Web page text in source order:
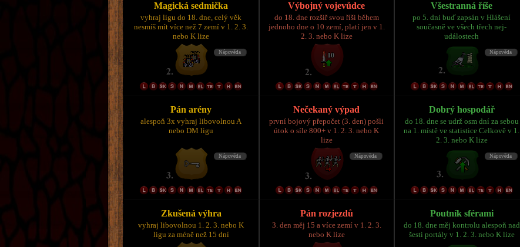
Magická sedmička
vyhraj ligu do 18. dne, celý věk
nesmíš mít více než 7 zemí v 1. 2. 3.
nebo K lize
Výbojný vojevůdce
do 18. dne rozšiř svou říši během
jednoho dne o 10 zemí, platí jen v 1.
2. 3. nebo K lize
Všestranná říše
po 5. dni buď zapsán v Hlášení
současně ve všech třech nej-
událostech
Pán arény
alespoň 3x vyhraj libovolnou A
nebo DM ligu
Nečekaný výpad
první bojový přepočet (3. den) pošli
útok o síle 800+ v 1. 2. 3. nebo K
lize
Dobrý hospodář
do 18. dne se udrž osm dní za sebou
na 1. místě ve statistice Celkově v 1.
2. 3. nebo K lize
Zkušená výhra
vyhraj libovolnou 1. 2. 3. nebo K
ligu za méně než 15 dní
Pán rozjezdů
3. den měj 15 a více zemí v 1. 2. 3.
nebo K lize
Poutník sférami
do 18. dne měj kontrolu alespoň nad
šesti portály v 1. 2. 3. nebo K lize